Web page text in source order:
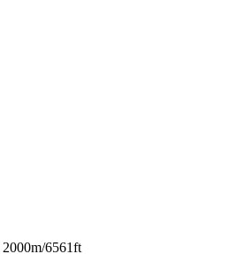
2000m/6561ft